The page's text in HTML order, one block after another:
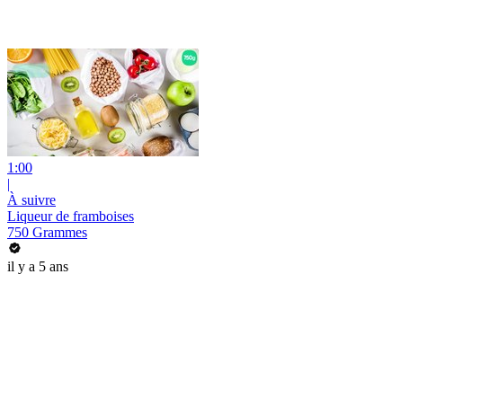
1:00
|
À suivre
Liqueur de framboises
750 Grammes
il y a 5 ans